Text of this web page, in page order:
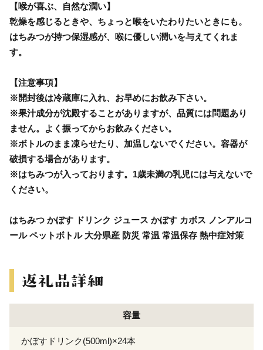
【喉が喜ぶ、自然な潤い】
乾燥を感じるときや、ちょっと喉をいたわりたいときにも。
はちみつが持つ保湿感が、喉に優しい潤いを与えてくれま
す。
【注意事項】
※開封後は冷蔵庫に入れ、お早めにお飲み下さい。
※果汁成分が沈殿することがありますが、品質には問題あり
ません。よく振ってからお飲みください。
※ボトルのまま凍らせたり、加温しないでください。容器が
破損する場合があります。
※はちみつが入っております。1歳未満の乳児には与えないで
ください。
はちみつ かぼす ドリンク ジュース かぼす カボス ノンアルコ
ール ペットボトル 大分県産 防災 常温 常温保存 熱中症対策
容量
かぼすドリンク(500ml)×24本